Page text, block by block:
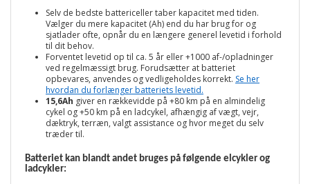
Selv de bedste battericeller taber kapacitet med tiden.
Vælger du mere kapacitet (Ah) end du har brug for og
sjatlader ofte, opnår du en længere generel levetid i forhold
til dit behov.
Forventet levetid op til ca. 5 år eller +1000 af-/opladninger
ved regelmæssigt brug. Forudsætter at batteriet
opbevares, anvendes og vedligeholdes korrekt. Se her
hvordan du forlænger batteriets levetid.
15,6Ah giver en rækkevidde på +80 km på en almindelig
cykel og +50 km på en ladcykel, afhængig af vægt, vejr,
dæktryk, terræn, valgt assistance og hvor meget du selv
træder til.
Batteriet kan blandt andet bruges på følgende elcykler og
ladcykler: